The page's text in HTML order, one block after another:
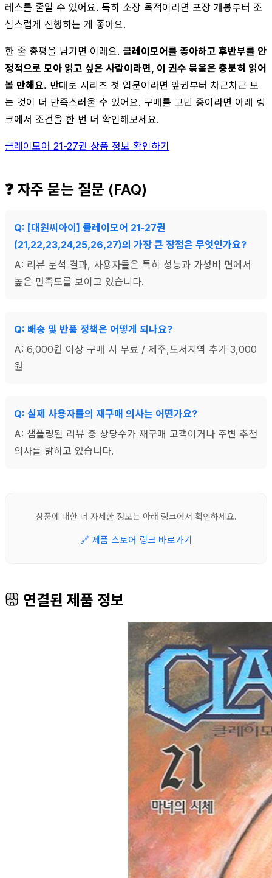
레스를 줄일 수 있어요. 특히 소장 목적이라면 포장 개봉부터 조
심스럽게 진행하는 게 좋아요.
한 줄 총평을 남기면 이래요. 클레이모어를 좋아하고 후반부를 안
정적으로 모아 읽고 싶은 사람이라면, 이 권수 묶음은 충분히 읽어
볼 만해요. 반대로 시리즈 첫 입문이라면 앞권부터 차근차근 보
는 것이 더 만족스러울 수 있어요. 구매를 고민 중이라면 아래 링
크에서 조건을 한 번 더 확인해보세요.
클레이모어 21-27권 상품 정보 확인하기
❓ 자주 묻는 질문 (FAQ)
Q: [대원씨아이] 클레이모어 21-27권
(21,22,23,24,25,26,27)의 가장 큰 장점은 무엇인가요?
A: 리뷰 분석 결과, 사용자들은 특히 성능과 가성비 면에서
높은 만족도를 보이고 있습니다.
Q: 배송 및 반품 정책은 어떻게 되나요?
A: 6,000원 이상 구매 시 무료 / 제주,도서지역 추가 3,000
원
Q: 실제 사용자들의 재구매 의사는 어떤가요?
A: 샘플링된 리뷰 중 상당수가 재구매 고객이거나 주변 추천
의사를 밝히고 있습니다.
상품에 대한 더 자세한 정보는 아래 링크에서 확인하세요.
🔗 제품 스토어 링크 바로가기
연결된 제품 정보